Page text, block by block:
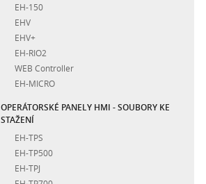
EH-150
EHV
EHV+
EH-RIO2
WEB Controller
EH-MICRO
OPERÁTORSKÉ PANELY HMI - SOUBORY KE
STAŽENÍ
EH-TPS
EH-TP500
EH-TPJ